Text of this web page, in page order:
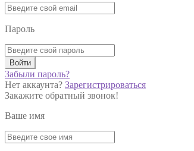
Пароль
Войти
Забыли пароль?
Нет аккаунта? Зарегистрироваться
Закажите обратный звонок!
Ваше имя